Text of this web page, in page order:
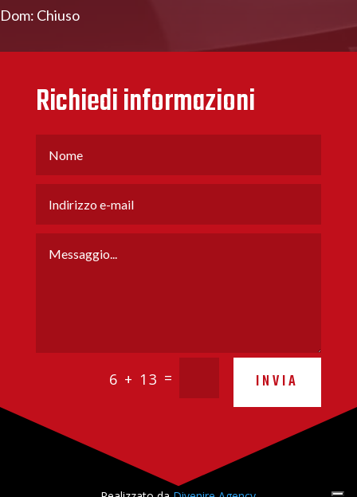
Dom: Chiuso
Richiedi informazioni
6 + 13 = INVIA